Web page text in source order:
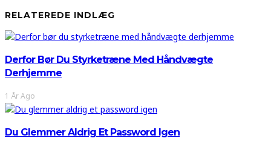
RELATEREDE INDLÆG
Derfor Bør Du Styrketræne Med Håndvægte
Derhjemme
1 År Ago
Du Glemmer Aldrig Et Password Igen